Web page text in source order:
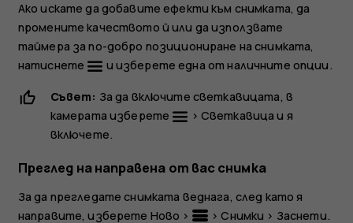
Ако искате да добавите ефекти към снимката, да
промените качеството й или да използвате
таймера за по-добро позициониране на снимката,
натиснете
и изберете една от наличните опции.
Съвет: За да включите светкавицата, в
камерата изберете
> Светкавица и я
включете.
Преглед на направена от вас снимка
За да прегледате снимката веднага, след като я
направите, изберете Ново > >Снимки > Заснети.